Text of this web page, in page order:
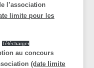
l’association
limite pour les
Télécharger
au concours
(date limite